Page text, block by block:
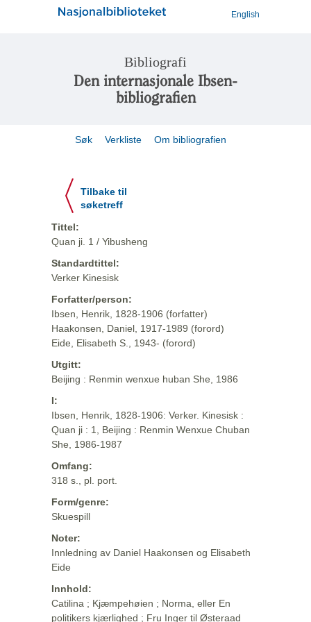
English
Bibliografi
Den internasjonale Ibsen-
bibliografien
Søk Verkliste Om bibliografien
Tilbake til
søketreff
Tittel:
Quan ji. 1 / Yibusheng
Standardtittel:
Verker Kinesisk
Forfatter/person:
Ibsen, Henrik, 1828-1906 (forfatter)
Haakonsen, Daniel, 1917-1989 (forord)
Eide, Elisabeth S., 1943- (forord)
Utgitt:
Beijing : Renmin wenxue huban She, 1986
I:
Ibsen, Henrik, 1828-1906: Verker. Kinesisk :
Quan ji : 1, Beijing : Renmin Wenxue Chuban
She, 1986-1987
Omfang:
318 s., pl. port.
Form/genre:
Skuespill
Noter:
Innledning av Daniel Haakonsen og Elisabeth
Eide
Innhold:
Catilina ; Kjæmpehøien ; Norma, eller En
politikers kjærlighed ; Fru Inger til Østeraad